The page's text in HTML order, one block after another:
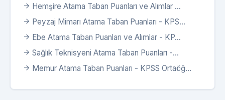
Hemşire Atama Taban Puanları ve Alımlar ...
Peyzaj Mimarı Atama Taban Puanları - KPS...
Ebe Atama Taban Puanları ve Alımlar - KP...
Sağlık Teknisyeni Atama Taban Puanları -...
Memur Atama Taban Puanları - KPSS Ortaöğ...